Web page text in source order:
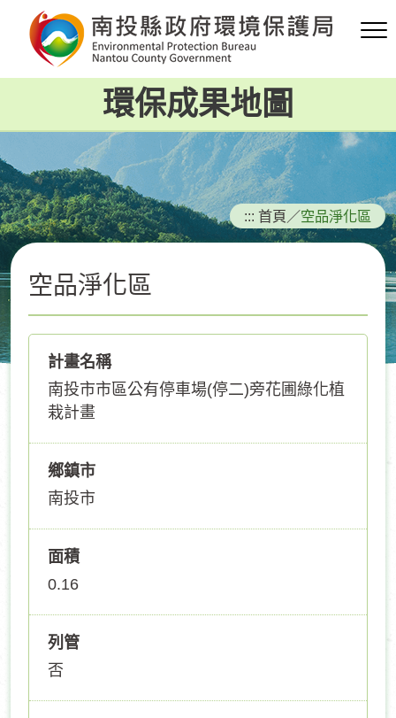
要
容
區
塊
環保成果地圖
::: 首頁 ／空品淨化區
空品淨化區
計畫名稱
南投市市區公有停車場(停二)旁花圃綠化植
栽計畫
鄉鎮市
南投市
面積
0.16
列管
否